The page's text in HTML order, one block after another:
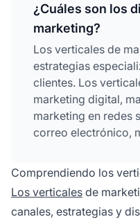
¿Cuáles son los
marketing?
Los verticales de
estrategias
clientes. Los
marketing digital,
marketing en redes
correo electrónico,
de influencers.
función única
marketing integral.
Comprendiendo los
Los verticales de
canales, estrategias y